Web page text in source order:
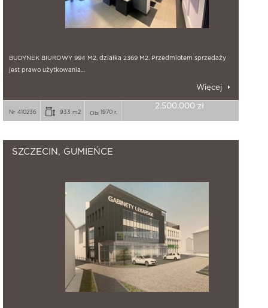
BUDYNEK BIUROWY 994 M2, działka 2369 M2. Przedmiotem sprzedaży
jest prawo użytkowania…
Więcej
Nr 410236 933 m2 1970 r.
2.500.000 zł
SZCZECIN, GUMIEŃCE